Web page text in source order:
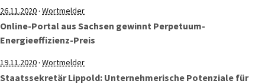
26.11.2020· Wortmelder
Online-Portal aus Sachsen gewinnt Perpetuum-
Energieeffizienz-Preis
19.11.2020· Wortmelder
Staatssekretär Lippold: Unternehmerische Potenziale für